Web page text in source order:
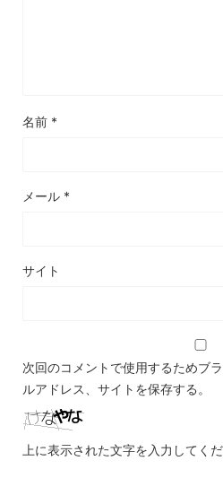
名前 *
メール *
サイト
次回のコメントで使用するためブ
ルアドレス、サイトを保存する。
上に表示された文字を入力してくだ